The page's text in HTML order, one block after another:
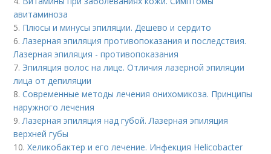
авитаминоза
5. Плюсы и минусы эпиляции. Дешево и сердито
6.Лазерная эпиляция противопоказания и последствия.
Лазерная эпиляция - противопоказания
7. Эпиляция волос на лице. Отличия лазерной эпиляции
лица от депиляции
8.Современные методы лечения онихомикоза. Принципы
наружного лечения
9.Лазерная эпиляция над губой. Лазерная эпиляция
верхней губы
10.Хеликобактер и его лечение. Инфекция Helicobacter